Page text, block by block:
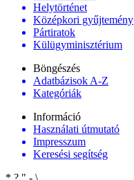
Helytörténet
Középkori gyűjtemény
Pártiratok
Külügyminisztérium
Böngészés
Adatbázisok A-Z
Kategóriák
Információ
Használati útmutató
Impresszum
Keresési segítség